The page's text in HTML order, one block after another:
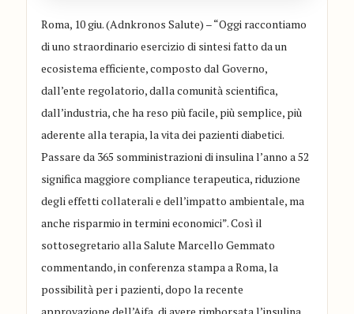
Roma, 10 giu. (Adnkronos Salute) – “Oggi raccontiamo
di uno straordinario esercizio di sintesi fatto da un
ecosistema efficiente, composto dal Governo,
dall’ente regolatorio, dalla comunità scientifica,
dall’industria, che ha reso più facile, più semplice, più
aderente alla terapia, la vita dei pazienti diabetici.
Passare da 365 somministrazioni di insulina l’anno a 52
significa maggiore compliance terapeutica, riduzione
degli effetti collaterali e dell’impatto ambientale, ma
anche risparmio in termini economici”. Così il
sottosegretario alla Salute Marcello Gemmato
commentando, in conferenza stampa a Roma, la
possibilità per i pazienti, dopo la recente